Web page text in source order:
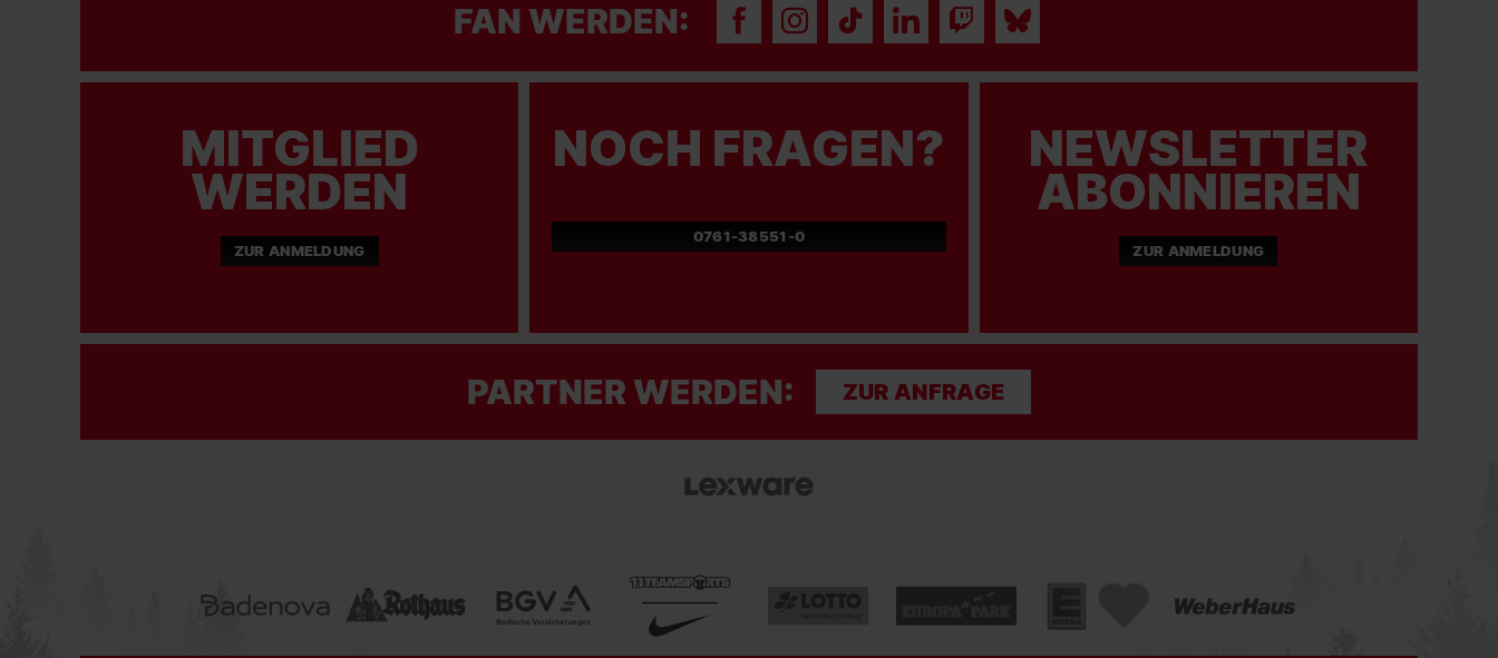
FAN WERDEN:
MITGLIED
WERDEN
ZUR ANMELDUNG
NOCH FRAGEN?
0761-38551-0
NEWSLETTER
ABONNIEREN
ZUR ANMELDUNG
PARTNER WERDEN: ZUR ANFRAGE